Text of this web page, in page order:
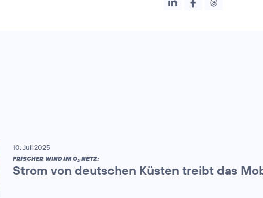
10. Juli 2025
FRISCHER WIND IM O2 NETZ:
Strom von deutschen Küsten treibt das